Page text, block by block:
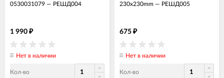
0530031079 — РЕШД004
1 990 ₽
Нет в наличии
Кол-во
230x230mm — РЕШД005
675 ₽
Нет в наличии
Кол-во